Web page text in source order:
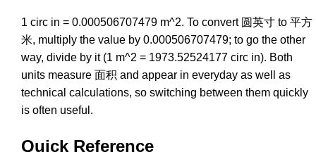
1 circ in = 0.000506707479 m^2. To convert 圆英寸 to 平方
米, multiply the value by 0.000506707479; to go the other
way, divide by it (1 m^2 = 1973.52524177 circ in). Both
units measure 面积 and appear in everyday as well as
technical calculations, so switching between them quickly
is often useful.
Quick Reference